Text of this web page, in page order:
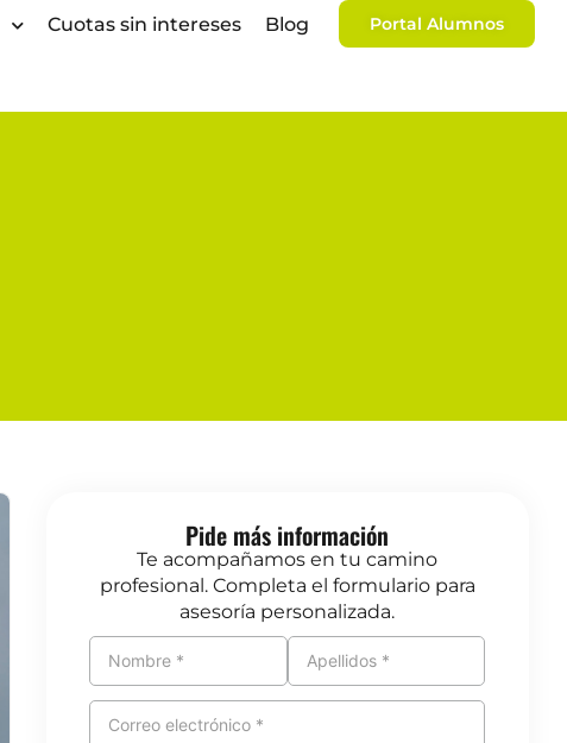
Cuotas sin intereses Blog Portal Alumnos
Pide más información
Te acompañamos en tu camino
profesional. Completa el formulario para
asesoría personalizada.
Nombre * Apellidos *
Correo electrónico *